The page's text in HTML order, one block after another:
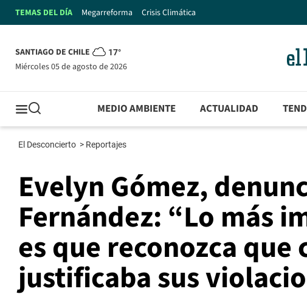
TEMAS DEL DÍA Megarreforma Crisis Climática
SANTIAGO DE CHILE 17°
miércoles 05 de agosto de 2026
MEDIO AMBIENTE ACTUALIDAD
El Desconcierto > Reportajes
Evelyn Gómez,
Fernández: “Lo más
es que reconozca que
justificaba sus